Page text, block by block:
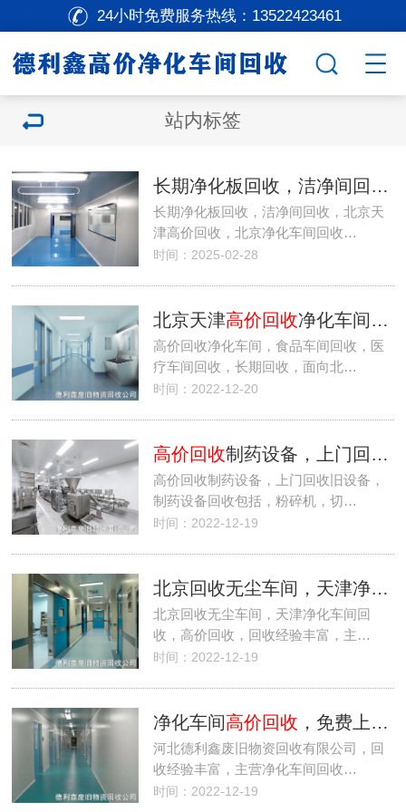
24小时免费服务热线： 13522423461
站内标签
长期净化板回收，洁净间回收，北京天津
长期净化板回收，洁净间回收，北京天
津高价回收，北京净化车间回收…
时间：2025-02-28
北京天津高价回收净化车间，食品车间回收，医疗车间回收
高价回收净化车间，食品车间回收，医
疗车间回收，长期回收，面向北…
时间：2022-12-20
高价回收制药设备，上门回收旧设备
高价回收制药设备，上门回收旧设备，
制药设备回收包括，粉碎机，切…
时间：2022-12-19
北京回收无尘车间，天津净化车间回收，
北京回收无尘车间，天津净化车间回
收，高价回收，回收经验丰富，主…
时间：2022-12-19
净化车间高价回收 ，免费上门拆除回收
河北德利鑫废旧物资回收有限公司，回
收经验丰富，主营净化车间回收…
时间：2022-12-19